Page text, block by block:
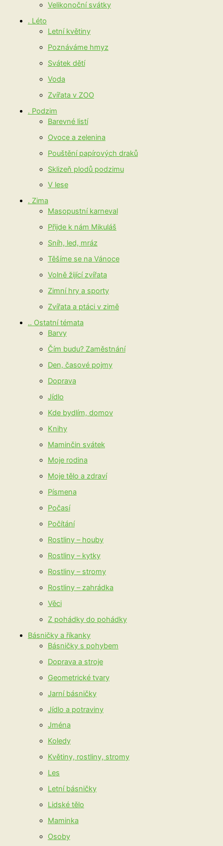
Velikonoční svátky
. Léto
Letní květiny
Poznáváme hmyz
Svátek dětí
Voda
Zvířata v ZOO
. Podzim
Barevné listí
Ovoce a zelenina
Pouštění papírových draků
Sklizeň plodů podzimu
V lese
. Zima
Masopustní karneval
Přijde k nám Mikuláš
Sníh, led, mráz
Těšíme se na Vánoce
Volně žijící zvířata
Zimní hry a sporty
Zvířata a ptáci v zimě
.. Ostatní témata
Barvy
Čím budu? Zaměstnání
Den, časové pojmy
Doprava
Jídlo
Kde bydlím, domov
Knihy
Maminčin svátek
Moje rodina
Moje tělo a zdraví
Písmena
Počasí
Počítání
Rostliny – houby
Rostliny – kytky
Rostliny – stromy
Rostliny – zahrádka
Věci
Z pohádky do pohádky
Básničky a říkanky
Básničky s pohybem
Doprava a stroje
Geometrické tvary
Jarní básničky
Jídlo a potraviny
Jména
Koledy
Květiny, rostliny, stromy
Les
Letní básničky
Lidské tělo
Maminka
Osoby